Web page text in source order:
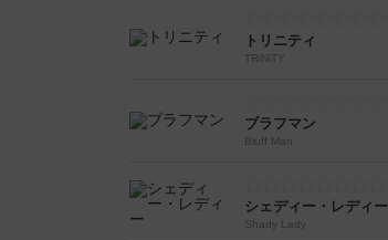
トリニティ
TRiNiTY
ブラフマン
Bluff Man
シェディー・レディー
Shady Lady